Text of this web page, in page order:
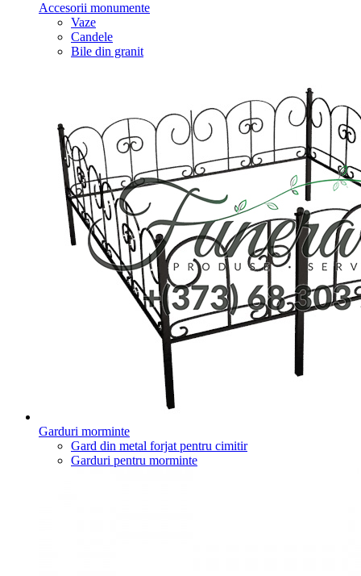
Accesorii monumente
Vaze
Candele
Bile din granit
Garduri morminte
Gard din metal forjat pentru cimitir
Garduri pentru morminte